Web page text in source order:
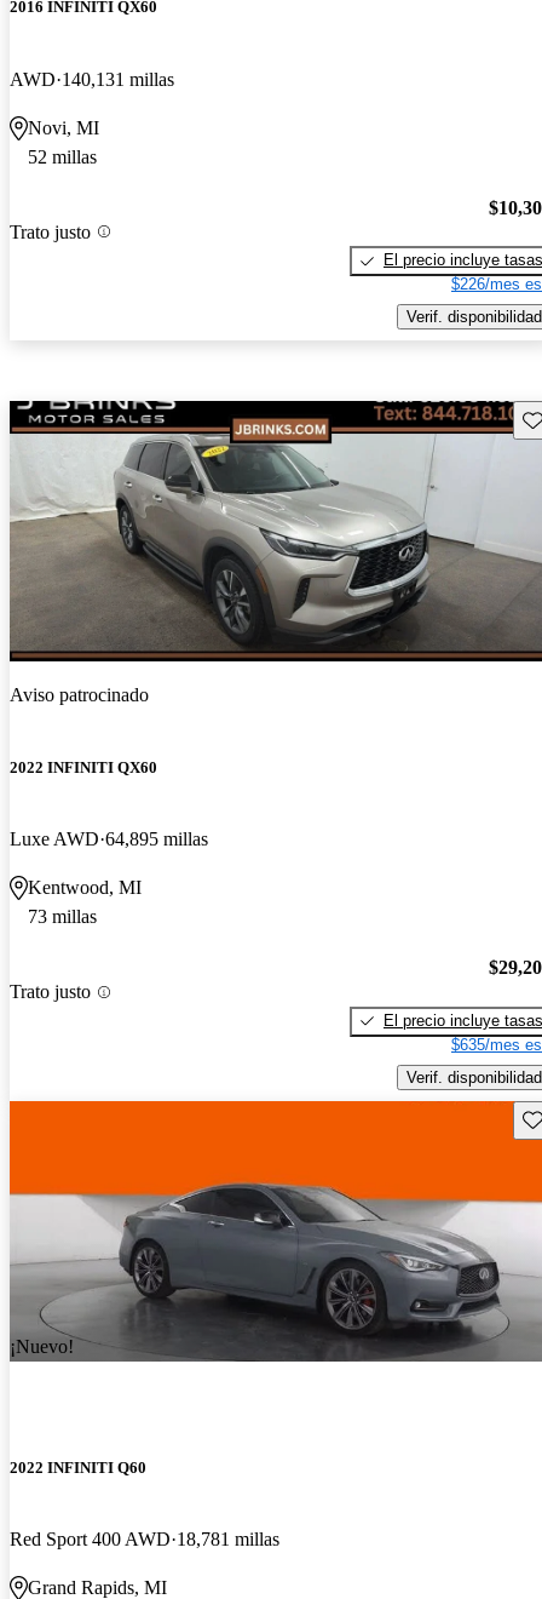
2016 INFINITI QX60
AWD 140,131 millas
Novi, MI
52 millas
Trato justo
El precio incluye tasas
$226/mes
Verif. disponibilidad
Aviso patrocinado
2022 INFINITI QX60
Luxe AWD 64,895 millas
Kentwood, MI
73 millas
Trato justo
El precio incluye tasas
$635/mes
Verif. disponibilidad
¡Nuevo!
2022 INFINITI Q60
Red Sport 400 AWD 18,781 millas
Grand Rapids, MI